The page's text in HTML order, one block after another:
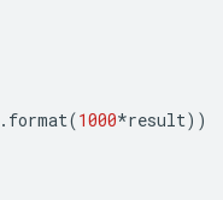
. format(1000*result))